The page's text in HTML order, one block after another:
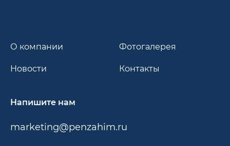
О компании
Новости
Фотогалерея
Контакты
Напишите нам
marketing@penzahim.ru